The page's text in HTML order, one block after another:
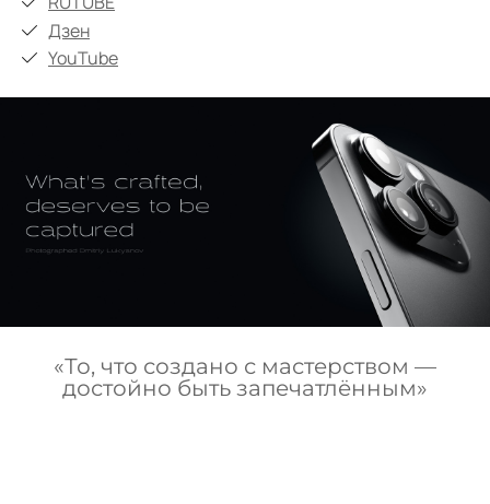
Дзен
YouTube
«То, что создано с мастерством —
достойно быть запечатлённым»